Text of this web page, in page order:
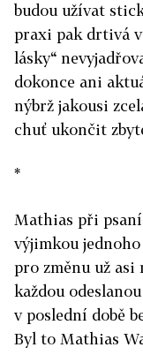
budou užívat
praxi pak drtivá
lásky“
dokonce ani
nýbrž jakousi
chuť ukončit
*
Mathias při
výjimkou
pro změnu už
každou
v poslední době
Byl to Mathias